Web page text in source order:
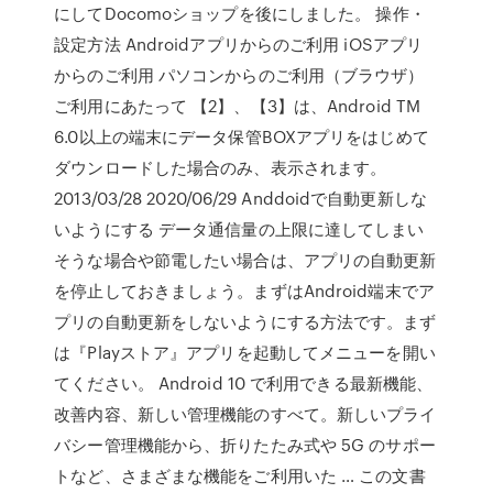
にしてDocomoショップを後にしました。 操作・
設定方法 Androidアプリからのご利用 iOSアプリ
からのご利用 パソコンからのご利用（ブラウザ）
ご利用にあたって 【2】、【3】は、Android TM
6.0以上の端末にデータ保管BOXアプリをはじめて
ダウンロードした場合のみ、表示されます。
2013/03/28 2020/06/29 Anddoidで自動更新しな
いようにする データ通信量の上限に達してしまい
そうな場合や節電したい場合は、アプリの自動更新
を停止しておきましょう。まずはAndroid端末でア
プリの自動更新をしないようにする方法です。まず
は『Playストア』アプリを起動してメニューを開い
てください。 Android 10 で利用できる最新機能、
改善内容、新しい管理機能のすべて。新しいプライ
バシー管理機能から、折りたたみ式や 5G のサポー
トなど、さまざまな機能をご利用いた … この文書